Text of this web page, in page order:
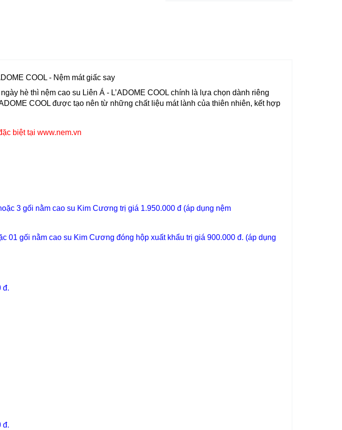
COOL - Nệm mát giấc say
hè thì nệm cao su Liên Á - L’ADOME COOL chính là lựa chọn dành riêng
COOL được tạo nên từ những chất liệu mát lành của thiên nhiên, kết hợp
biệt tại www.nem.vn
3 gối nằm cao su Kim Cương trị giá 1.950.000 đ (áp dụng nệm
01 gối nằm cao su Kim Cương đóng hộp xuất khẩu trị giá 900.000 đ. (áp dụng
đ.
đ.